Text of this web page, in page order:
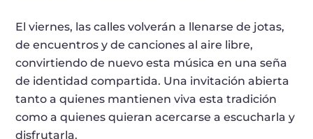
El viernes, las calles volverán a llenarse de jotas,
de encuentros y de canciones al aire libre,
convirtiendo de nuevo esta música en una seña
de identidad compartida. Una invitación abierta
tanto a quienes mantienen viva esta tradición
como a quienes quieran acercarse a escucharla y
disfrutarla.